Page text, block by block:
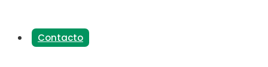
Contacto